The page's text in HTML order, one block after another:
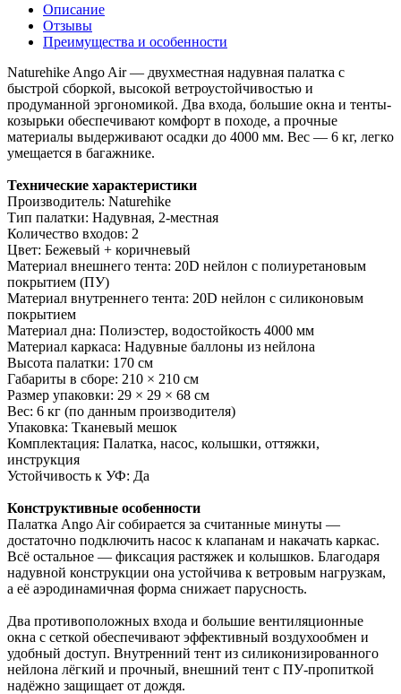
Описание
Отзывы
Преимущества и особенности
Naturehike Ango Air — двухместная надувная палатка с
быстрой сборкой, высокой ветроустойчивостью и
продуманной эргономикой. Два входа, большие окна и тенты-
козырьки обеспечивают комфорт в походе, а прочные
материалы выдерживают осадки до 4000 мм. Вес — 6 кг, легко
умещается в багажнике.
Технические характеристики
Производитель: Naturehike
Тип палатки: Надувная, 2-местная
Количество входов: 2
Цвет: Бежевый + коричневый
Материал внешнего тента: 20D нейлон с полиуретановым
покрытием (ПУ)
Материал внутреннего тента: 20D нейлон с силиконовым
покрытием
Материал дна: Полиэстер, водостойкость 4000 мм
Материал каркаса: Надувные баллоны из нейлона
Высота палатки: 170 см
Габариты в сборе: 210 × 210 см
Размер упаковки: 29 × 29 × 68 см
Вес: 6 кг (по данным производителя)
Упаковка: Тканевый мешок
Комплектация: Палатка, насос, колышки, оттяжки,
инструкция
Устойчивость к УФ: Да
Конструктивные особенности
Палатка Ango Air собирается за считанные минуты —
достаточно подключить насос к клапанам и накачать каркас.
Всё остальное — фиксация растяжек и колышков. Благодаря
надувной конструкции она устойчива к ветровым нагрузкам,
а её аэродинамичная форма снижает парусность.
Два противоположных входа и большие вентиляционные
окна с сеткой обеспечивают эффективный воздухообмен и
удобный доступ. Внутренний тент из силиконизированного
нейлона лёгкий и прочный, внешний тент с ПУ-пропиткой
надёжно защищает от дождя.